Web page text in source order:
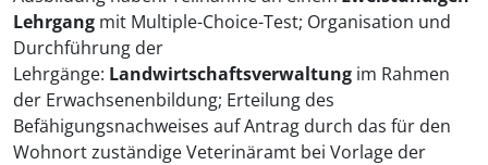
Lehrgang mit Multiple-Choice-Test; Organisation und
Durchführung der
Lehrgänge: Landwirtschaftsverwaltung im Rahmen
der Erwachsenenbildung; Erteilung des
Befähigungsnachweises auf Antrag durch das für den
Wohnort zuständige Veterinäramt bei Vorlage der